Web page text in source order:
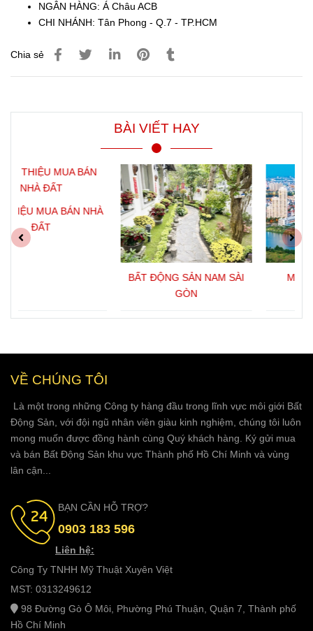
NGÂN HÀNG: Á Châu ACB
CHI NHÁNH: Tân Phong - Q.7 - TP.HCM
Chia sẻ
BÀI VIẾT HAY
BẤT ĐỘNG SẢN NAM SÀI
MUA BÁN NHÀ ĐẤT
VỀ CHÚNG TÔI
Là một trong những Công ty hàng đầu trong lĩnh vực môi giới Bất
Động Sản, với đội ngũ nhân viên giàu kinh nghiệm, chúng tôi luôn
mong muốn được đồng hành cùng Quý khách hàng. Ký gửi mua
và bán Bất Động Sản khu vực Thành phố Hồ Chí Minh và vùng
lân cận...
BẠN CẦN HỖ TRỢ?
0903 183 596
Liên hệ:
Công Ty TNHH Mỹ Thuật Xuyên Việt
MST: 0313249612
98 Đường Gò Ô Môi, Phường Phú Thuận, Quận 7, Thành phố
Hồ Chí Minh